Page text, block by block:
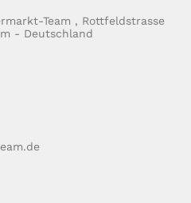
Team , Rottfeldstrasse
- Deutschland